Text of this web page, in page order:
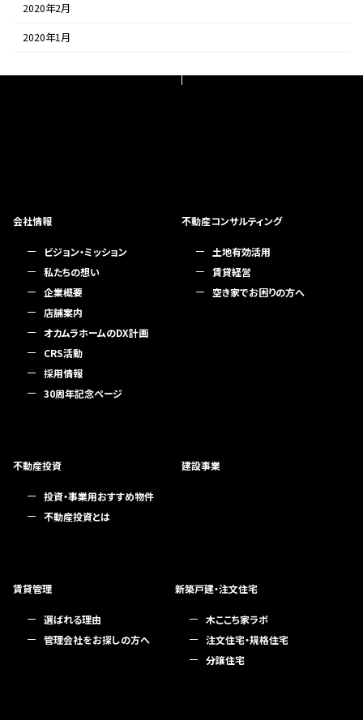
2020年2月
2020年1月
会社情報
ビジョン・ミッション
私たちの想い
企業概要
店舗案内
オカムラホームのDX計画
CRS活動
採用情報
30周年記念ページ
不動産コンサルティング
土地有効活用
賃貸経営
空き家でお困りの方へ
不動産投資
投資・事業用おすすめ物件
不動産投資とは
建設事業
賃貸管理
選ばれる理由
管理会社をお探しの方へ
新築戸建・注文住宅
木ここち家ラボ
注文住宅・規格住宅
分譲住宅